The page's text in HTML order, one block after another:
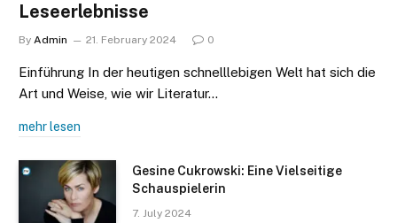
Leseerlebnisse
By Admin 21. February 2024 0
Einführung In der heutigen schnelllebigen Welt hat sich die
Art und Weise, wie wir Literatur…
mehr lesen
Gesine Cukrowski: Eine Vielseitige
Schauspielerin
7. July 2024